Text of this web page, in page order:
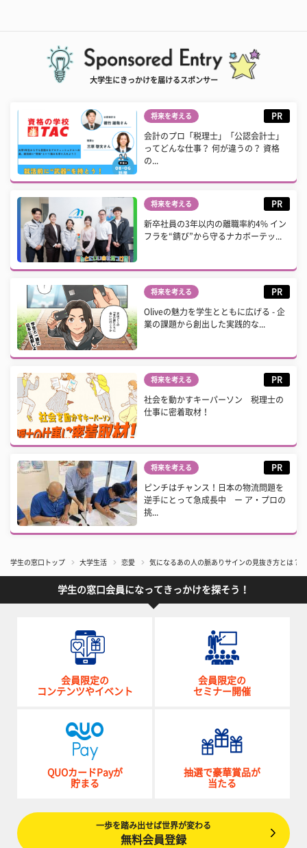
大学生にきっかけを届けるスポンサー
将来を考える PR
会計のプロ「税理士」「公認会計士」
ってどんな仕事？ 何が違うの？ 資格
の...
将来を考える PR
新卒社員の3年以内の離職率約4% イン
フラを“錆び”から守るナカボーテッ...
将来を考える PR
Oliveの魅力を学生とともに広げる - 企
業の課題から創出した実践的な...
将来を考える PR
社会を動かすキーパーソン 税理士の
仕事に密着取材！
将来を考える PR
ピンチはチャンス！日本の物流問題を
逆手にとって急成長中 ー ア・プロの
挑...
学生の窓口トップ 大学生活 恋愛 気になるあの人の脈ありサインの見抜き方とは？
学生の窓口会員になってきっかけを探そう！
会員限定の
コンテンツやイベント
会員限定の
セミナー開催
QUOカードPayが
貯まる
抽選で豪華賞品が
当たる
一歩を踏み出せば世界が変わる
無料会員登録